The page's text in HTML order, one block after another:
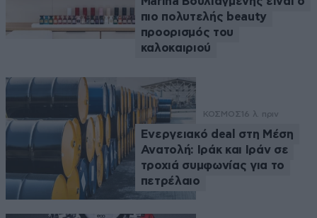
πιο πολυτελής beauty
προορισμός του
καλοκαιριού
ΚΟΣΜΟΣ 16 λ. πριν
Ενεργειακό deal στη Μέση
Ανατολή: Ιράκ και Ιράν σε
τροχιά συμφωνίας για το
πετρέλαιο